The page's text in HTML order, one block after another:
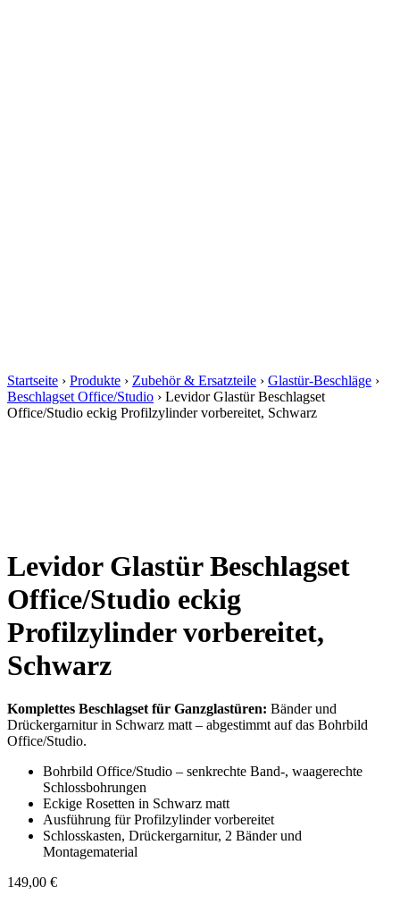
Startseite › Produkte › Zubehör & Ersatzteile › Glastür-Beschläge ›
Beschlagset Office/Studio › Levidor Glastür Beschlagset
Office/Studio eckig Profilzylinder vorbereitet, Schwarz
Levidor Glastür Beschlagset
Office/Studio eckig
Profilzylinder vorbereitet,
Schwarz
Komplettes Beschlagset für Ganzglastüren: Bänder und
Drückergarnitur in Schwarz matt – abgestimmt auf das Bohrbild
Office/Studio.
Bohrbild Office/Studio – senkrechte Band-, waagerechte
Schlossbohrungen
Eckige Rosetten in Schwarz matt
Ausführung für Profilzylinder vorbereitet
Schlosskasten, Drückergarnitur, 2 Bänder und
Montagematerial
149,00 €